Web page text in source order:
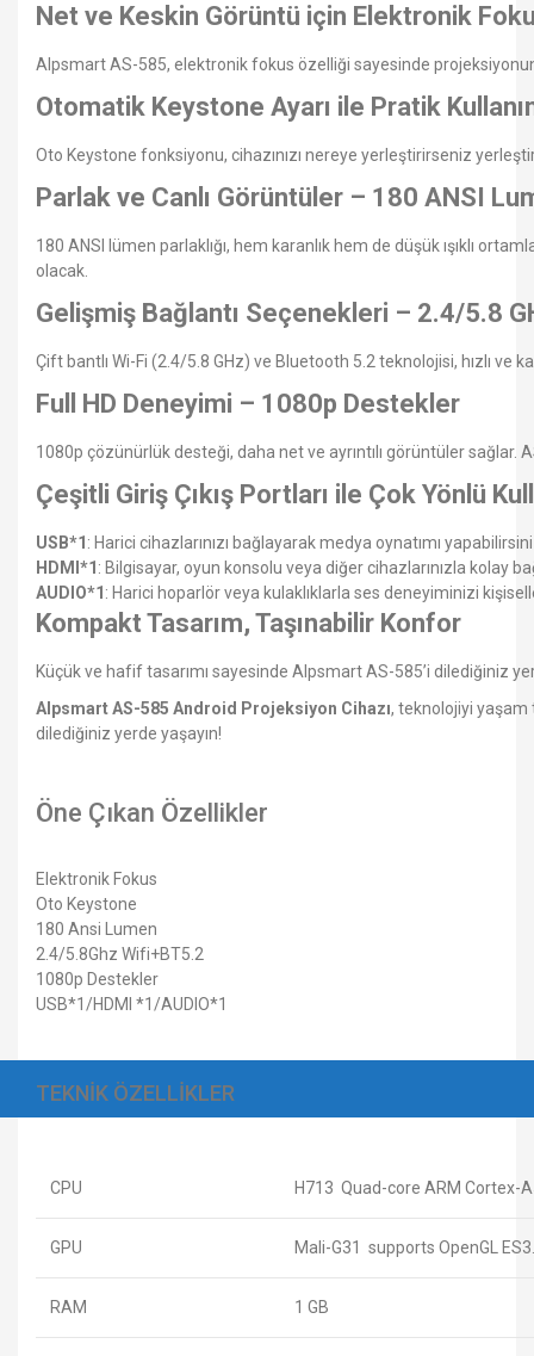
Net ve Keskin Görüntü için Elektronik
Alpsmart AS-585, elektronik fokus özelliği sayesinde
Otomatik Keystone Ayarı ile Pratik
Oto Keystone fonksiyonu, cihazınızı nereye yerleştirirseniz
Parlak ve Canlı Görüntüler – 180 ANSI
180 ANSI lümen parlaklığı, hem karanlık hem de düşük ışıklı
olacak.
Gelişmiş Bağlantı Seçenekleri – 2.4/5.8
Çift bantlı Wi-Fi (2.4/5.8 GHz) ve Bluetooth 5.2 teknolojisi, hızlı ve
Full HD Deneyimi – 1080p Destekler
1080p çözünürlük desteği, daha net ve ayrıntılı görüntüler
Çeşitli Giriş Çıkış Portları ile Çok Yönlü
USB*1 : Harici cihazlarınızı bağlayarak medya oynatımı
HDMI*1 : Bilgisayar, oyun konsolu veya diğer cihazlarınızla kolay
AUDIO*1 : Harici hoparlör veya kulaklıklarla ses deneyiminizi
Kompakt Tasarım, Taşınabilir Konfor
Küçük ve hafif tasarımı sayesinde Alpsmart AS-585’i dilediğiniz
Alpsmart AS-585 Android Projeksiyon Cihazı, teknolojiyi yaşam
dilediğiniz yerde yaşayın!
Öne Çıkan Özellikler
Elektronik Fokus
Oto Keystone
180 Ansi Lumen
2.4/5.8Ghz Wifi+BT5.2
1080p Destekler
USB*1/HDMI *1/AUDIO*1
TEKNİK ÖZELLİKLER
CPU H713 Quad-core ARM Cortex-
GPU Mali-G31 supports OpenGL
RAM 1 GB